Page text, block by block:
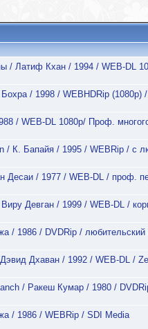
/ Латиф Кхан / 1994 / WEB-DL
/ 1998 / WEBHDRip (1080p)
/ WEB-DL 1080p/ Проф.
/ К. Бапайя / 1995 / WEBRip / с
Десаи / 1977 / WEB-DL / проф.
Девган / 1999 / WEB-DL /
/ 1986 / DVDRip / любительский
Дхаван / 1992 / WEB-DL /
/ Ракеш Кумар / 1980 /
/ 1986 / WEBRip / SDI Media